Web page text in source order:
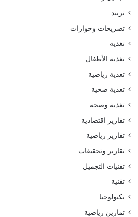
تريند
تصريحات وحوارات
تغذية
تغذية الأطفال
تغذية رياضية
تغذية صحية
تغذية وصحة
تقارير اقتصادية
تقارير رياضية
تقارير وتحقيقات
تقنيات التجميل
تقنية
تكنولوجيا
تمارين رياضية